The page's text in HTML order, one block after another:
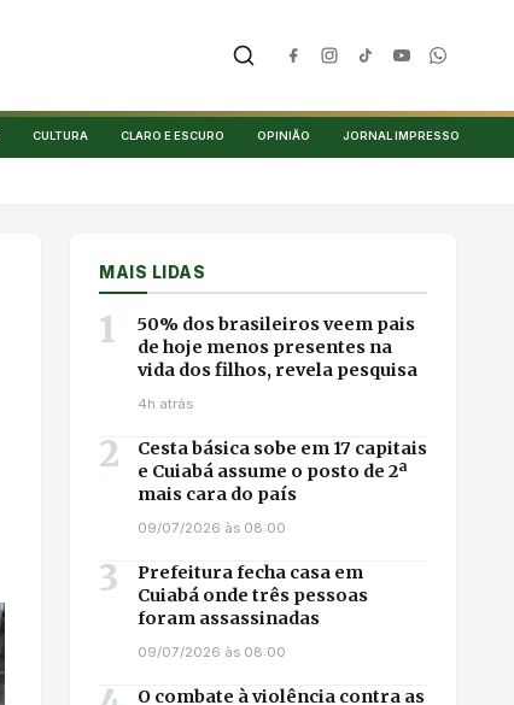
CULTURA CLARO E ESCURO OPINIÃO JORNAL IMPRESSO
MAIS LIDAS
1
50% dos brasileiros veem pais
de hoje menos presentes na
vida dos filhos, revela pesquisa
4h atrás
2
Cesta básica sobe em 17 capitais
e Cuiabá assume o posto de 2ª
mais cara do país
09/07/2026 às 08:00
3
Prefeitura fecha casa em
Cuiabá onde três pessoas
foram assassinadas
09/07/2026 às 08:00
O combate à violência contra as